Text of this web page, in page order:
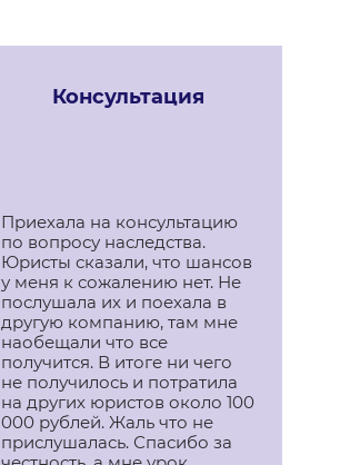
Консультация
Приехала на консультацию
по вопросу наследства.
Юристы сказали, что шансов
у меня к сожалению нет. Не
послушала их и поехала в
другую компанию, там мне
наобещали что все
получится. В итоге ни чего
не получилось и потратила
на других юристов около 100
000 рублей. Жаль что не
прислушалась. Спасибо за